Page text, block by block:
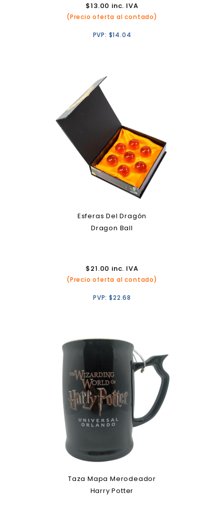
$13.00 inc. IVA
(Precio oferta al contado)
PVP: $14.04
Esferas Del Dragón
Dragon Ball
$21.00 inc. IVA
(Precio oferta al contado)
PVP:$22.68
Taza Mapa Merodeador
Harry Potter